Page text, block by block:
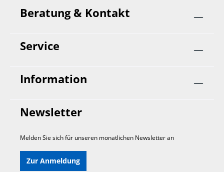
Beratung & Kontakt
Service
Information
Newsletter
Melden Sie sich für unseren monatlichen Newsletter an
Zur Anmeldung